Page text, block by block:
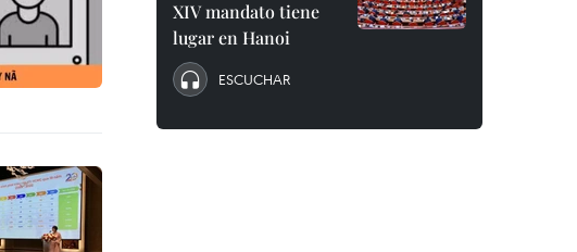
XIV mandato tiene
lugar en Hanoi
ESCUCHAR